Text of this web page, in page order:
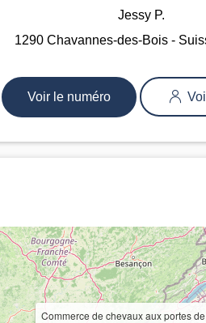
Jessy P.
1290 Chavannes-des-Bois -
Voir le numéro
Commerce de chevaux aux portes